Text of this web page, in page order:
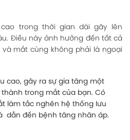
trong thời gian dài gây lên
Điều này ảnh hưởng đến tất cả
mắt cùng không phải là ngoại
cao, gây ra sự gia tăng một
trong mắt của bạn. Có
làm tắc nghẽn hệ thống lưu
dẫn đến bệnh tăng nhãn áp.